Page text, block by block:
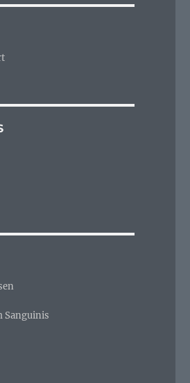
Sanguinis